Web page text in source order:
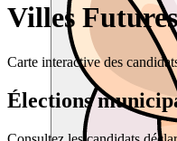
Villes
Carte interactive des
Élections